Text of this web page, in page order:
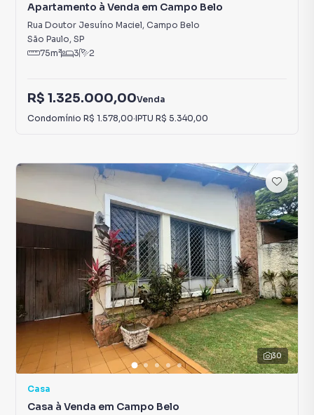
Apartamento à Venda em Campo Belo
Rua Doutor Jesuíno Maciel, Campo Belo
São Paulo, SP
75m² 3 2
R$ 1.325.000,00Venda
Condomínio R$ 1.578,00·IPTU R$ 5.340,00
30
Casa
Casa à Venda em Campo Belo